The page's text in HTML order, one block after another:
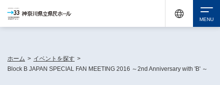
ホーム > イベントを探す >
Block B JAPAN SPECIAL FAN MEETING 2016 ～2nd Anniversary with 'B' ～